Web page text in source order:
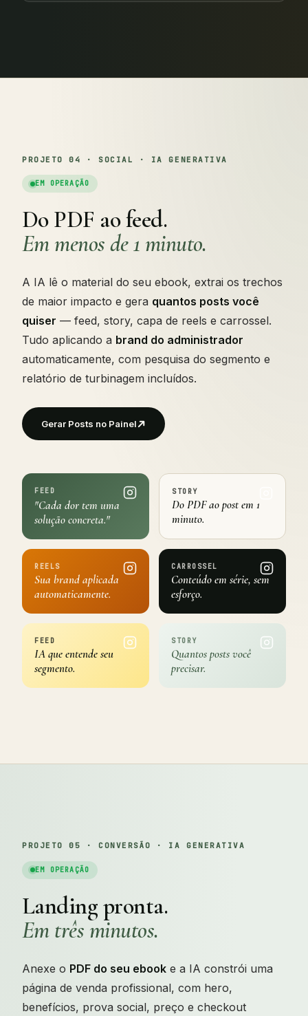
PROJETO 04 · SOCIAL · IA GENERATIVA
EM OPERAÇÃO
Do PDF ao feed.
Em menos de 1 minuto.
A IA lê o material do seu ebook, extrai os trechos
de maior impacto e gera quantos posts você
quiser — feed, story, capa de reels e carrossel.
Tudo aplicando a brand do administrador
automaticamente, com pesquisa do segmento e
relatório de turbinagem incluídos.
Gerar Posts no Painel
FEED
"Cada dor tem uma
solução concreta."
STORY
Do PDF ao post em 1
minuto.
REELS
Sua brand aplicada
automaticamente.
CARROSSEL
Conteúdo em série, sem
esforço.
FEED
IA que entende seu
segmento.
STORY
Quantos posts você
precisar.
PROJETO 05 · CONVERSÃO · IA GENERATIVA
EM OPERAÇÃO
Landing pronta.
Em três minutos.
Anexe o PDF do seu ebook e a IA constrói uma
página de venda profissional, com hero,
benefícios, prova social, preço e checkout